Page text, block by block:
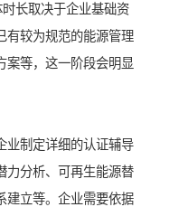
时长取决于企业基础资
有较为规范的能源管理
案等，这一阶段会明显
业制定详细的认证辅导
力分析、可再生能源替
建立等。企业需要依据